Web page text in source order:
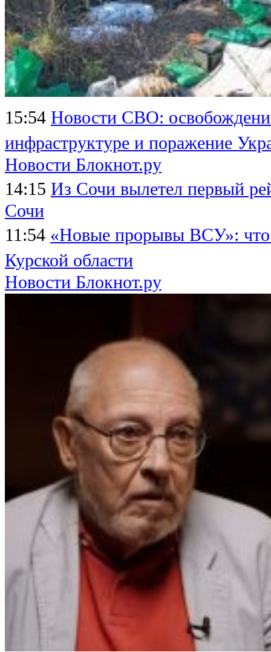
15:54 Новости СВО:
инфраструктуре и поражение
Новости Блокнот.ру
14:15 Из Сочи вылетел первый
Сочи
11:54 «Новые прорывы ВСУ»: что
Курской области
Новости Блокнот.ру